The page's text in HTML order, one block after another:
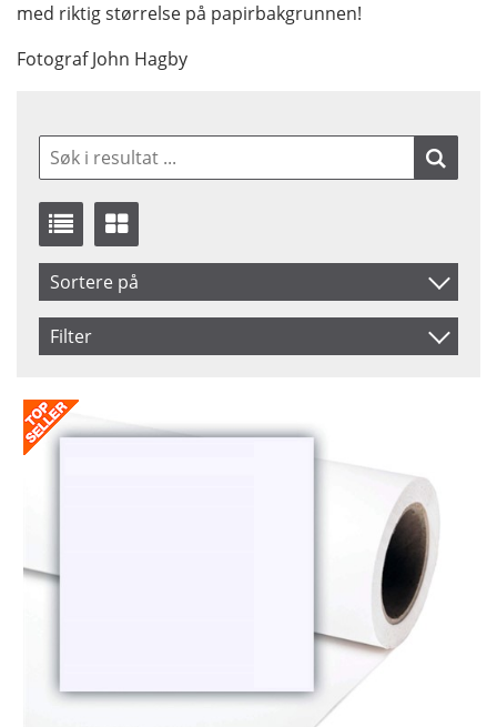
med riktig størrelse på papirbakgrunnen!
Fotograf John Hagby
Sortere på
Benämning
Filter
På lager
Ikke på lager